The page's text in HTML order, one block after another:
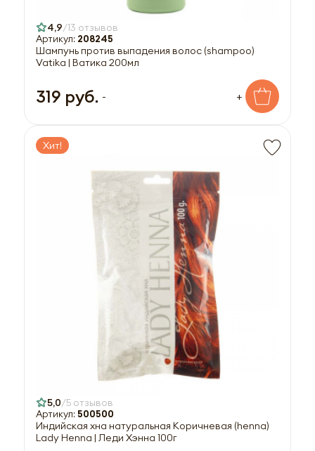
4,9 13 отзывов
Артикул: 208245
Шампунь против выпадения волос (shampoo)
Vatika | Ватика 200мл
319 руб. - +
Хит!
5,0 5 отзывов
Артикул: 500500
Индийская хна натуральная Коричневая (henna)
Lady Henna | Леди Хэнна 100г